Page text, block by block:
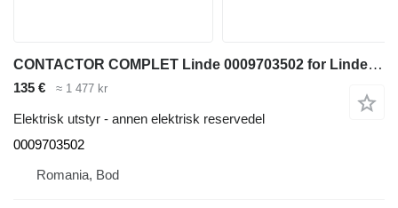
CONTACTOR COMPLET Linde 0009703502 for Linde dieseldrevet gaffeltruck
135 € ≈ 1 477 kr
Elektrisk utstyr - annen elektrisk reservedel
0009703502
Romania, Bod